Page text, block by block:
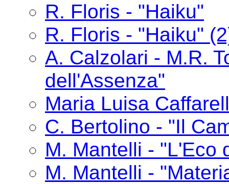
R. Floris - "Haiku"
R. Floris - "Haiku"
A. Calzolari - M.R.
dell'Assenza"
Maria Luisa
C. Bertolino - "Il
M. Mantelli - "L'Eco
M. Mantelli -